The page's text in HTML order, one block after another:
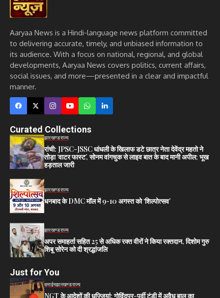
Aaryaa News is a Hindi-language news platform committed
to delivering accurate, timely, and unbiased information to
its audience. With a focus on national, regional, and global
developments, Aaryaa News covers politics, current affairs,
social issues, and more—presented in a clear and impactful
manner.
Curated Collections
झारखण्डराज्य
रांची: JPSC-JSSC धांधली के खिलाफ डटे छात्र नेता देवेंद्र महतो ने
तोड़ा ‘वाटर फास्ट’, सोनम वांगचुक से लाइव बात के बाद मानी अपील; भूख
हड़ताल जारी
झारखण्डराज्य
धनबाद के DMC मॉल में 9-10 अगस्त को ‘शिल्पोत्सव’
झारखण्डराज्य
अपर समाहर्ता सहित 25 से अधिक रक्त वीरों ने किया रक्तदान, दिशोम गुरु
शिबू सोरेन को दी श्रद्धांजलि
Just for You
क्राईमझारखण्डराज्य
NGT के आदेशों की धज्जियां: गोविंदपुर-पूर्वी टुंडी में अवैध बालू का